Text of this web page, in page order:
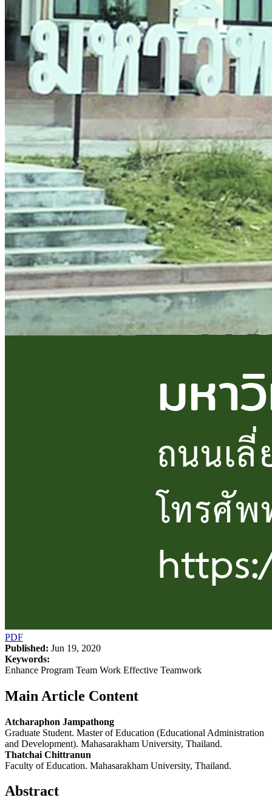
PDF
Published: Jun 19, 2020
Keywords:
Enhance Program Team Work Effective Teamwork
Main Article Content
Atcharaphon Jampathong
Graduate Student. Master of Education (Educational Administration
and Development). Mahasarakham University, Thailand.
Thatchai Chittranun
Faculty of Education. Mahasarakham University, Thailand.
Abstract